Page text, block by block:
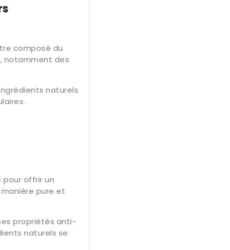
composé du
notamment des
naturels
offrir un
pure et
propriétés anti-
naturels se